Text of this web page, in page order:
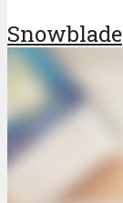
Snowblade